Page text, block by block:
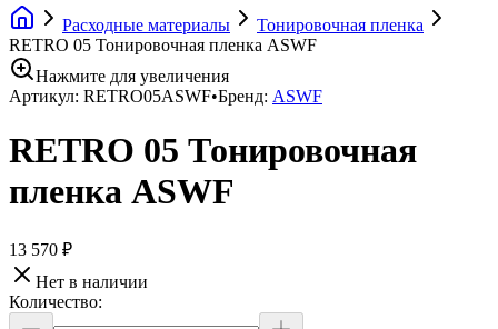
Расходные материалы
Тонировочная пленка
RETRO 05 Тонировочная пленка ASWF
Нажмите для увеличения
Артикул: RETRO05ASWF•Бренд: ASWF
RETRO 05 Тонировочная
пленка ASWF
13 570 ₽
Нет в наличии
Количество: